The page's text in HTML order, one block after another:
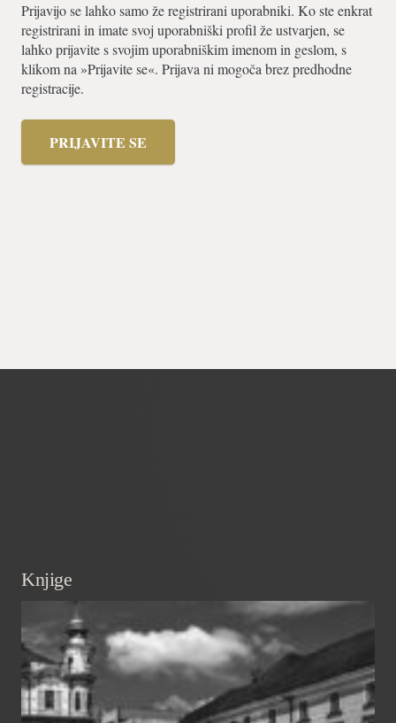
Prijavijo se lahko samo že registrirani uporabniki. Ko ste enkrat
registrirani in imate svoj uporabniški profil že ustvarjen, se
lahko prijavite s svojim uporabniškim imenom in geslom, s
klikom na »Prijavite se«. Prijava ni mogoča brez predhodne
registracije.
PRIJAVITE SE
Knjige